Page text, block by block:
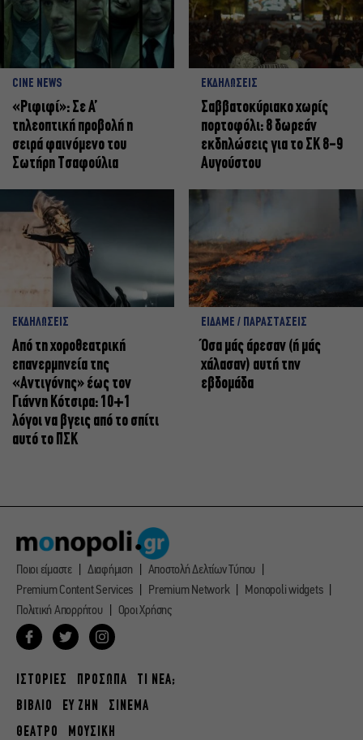
CINE NEWS
«Ριφιφί»: Σε Α’
τηλεοπτική προβολή η
σειρά φαινόμενο του
Σωτήρη Τσαφούλια
ΕΚΔΗΛΩΣΕΙΣ
Σαββατοκύριακο χωρίς
πορτοφόλι: 8 δωρεάν
εκδηλώσεις για το ΣΚ 8-9
Αυγούστου
ΕΚΔΗΛΩΣΕΙΣ
Από τη χοροθεατρική
επανερμηνεία της
«Αντιγόνης» έως τον
Γιάννη Κότσιρα: 10+1
λόγοι να βγεις από το σπίτι
αυτό το ΠΣΚ
ΕΙΔΑΜΕ / ΠΑΡΑΣΤΑΣΕΙΣ
Όσα μάς άρεσαν (ή μάς
χάλασαν) αυτή την
εβδομάδα
Ποιοι είμαστε Διαφήμιση
Αποστολή Δελτίων Τύπου
Premium Content Services
Premium Network
Monopoli widgets
Πολιτική Απορρήτου
Οροι Χρήσης
ΙΣΤΟΡΙΕΣ ΠΡΟΣΩΠΑ
ΤΙ ΝΕΑ;
ΒΙΒΛΙΟ
ΕΥ ΖΗΝ
ΣΙΝΕΜΑ
ΘΕΑΤΡΟ
ΜΟΥΣΙΚΗ